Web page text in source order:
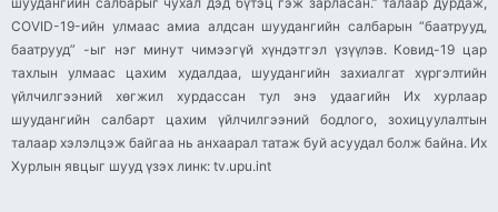
COVID-19-ийн улмаас амиа алдсан шуудангийн салбарын “баатрууд,
баатрууд” -ыг нэг минут чимээгүй хүндэтгэл үзүүлэв. Ковид-19 цар
тахлын улмаас цахим худалдаа, шуудангийн захиалгат хүргэлтийн
үйлчилгээний хөгжил хурдассан тул энэ удаагийн Их хурлаар
шуудангийн салбарт цахим үйлчилгээний бодлого, зохицуулалтын
талаар хэлэлцэж байгаа нь анхаарал татаж буй асуудал болж байна. Их
Хурлын явцыг шууд үзэх линк: tv.upu.int